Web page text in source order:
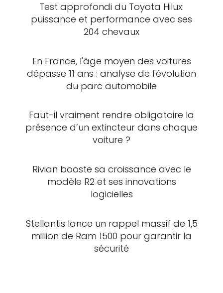
Test approfondi du Toyota Hilux:
puissance et performance avec ses
204 chevaux
En France, l'âge moyen des voitures
dépasse 11 ans : analyse de l'évolution
du parc automobile
Faut-il vraiment rendre obligatoire la
présence d’un extincteur dans chaque
voiture ?
Rivian booste sa croissance avec le
modèle R2 et ses innovations
logicielles
Stellantis lance un rappel massif de 1,5
million de Ram 1500 pour garantir la
sécurité